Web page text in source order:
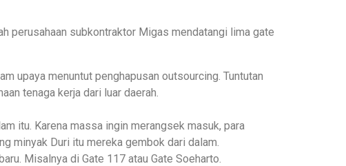
perusahaan subkontraktor Migas mendatangi lima gate
upaya menuntut penghapusan outsourcing. Tuntutan
tenaga kerja dari luar daerah.
itu. Karena massa ingin merangsek masuk, para
minyak Duri itu mereka gembok dari dalam.
Misalnya di Gate 117 atau Gate Soeharto.